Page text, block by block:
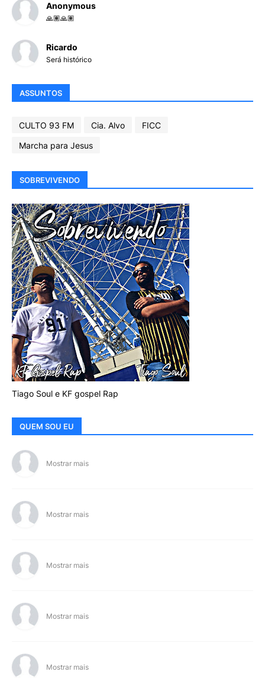
Anonymous
🙏🏽🙏🏽
Ricardo
Será histórico
ASSUNTOS
CULTO 93 FM Cia. Alvo
FICC
Marcha para Jesus
SOBREVIVENDO
Tiago Soul e KF gospel Rap
QUEM SOU EU
Mostrar mais
Mostrar mais
Mostrar mais
Mostrar mais
Mostrar mais